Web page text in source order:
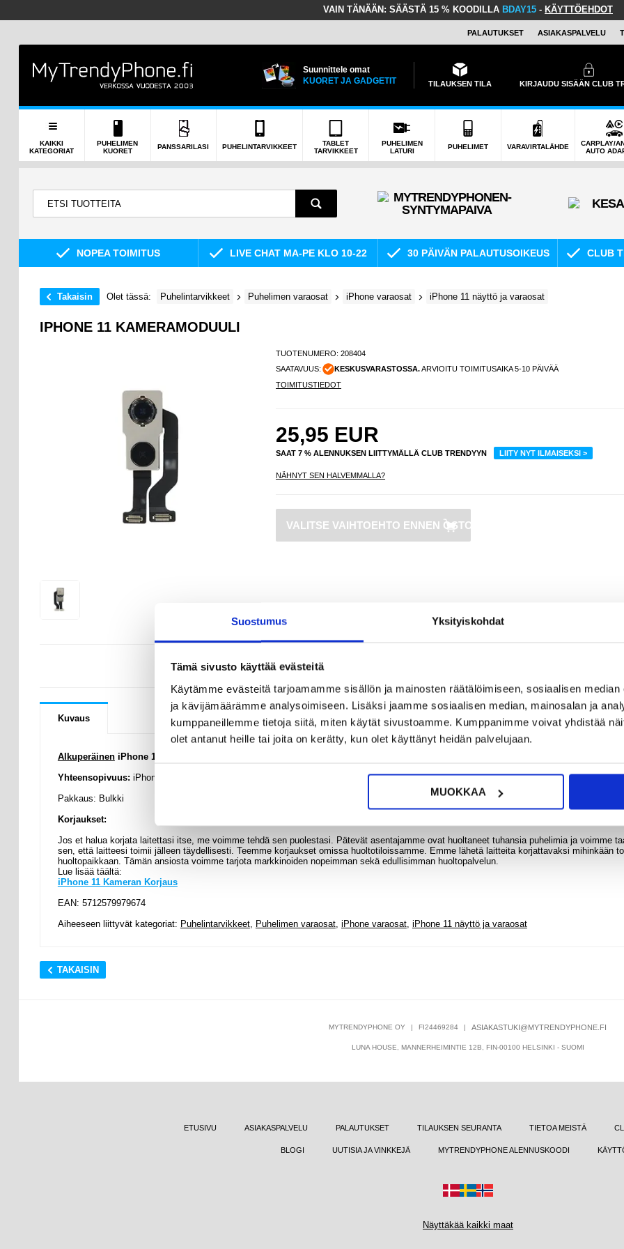
Suostumus Yksityiskohdat
Tämä sivusto käyttää evästeitä
Käytämme evästeitä tarjoamamme sisällön ja mainosten räätälöimiseen, sosiaalisen
ja kävijämäärämme analysoimiseen. Lisäksi jaamme sosiaalisen median, mainosalan ja
kumppaneillemme tietoja siitä, miten käytät sivustoamme. Kumppanimme voivat yhdistää
olet antanut heille tai joita on kerätty, kun olet käyttänyt heidän palvelujaan.
MUOKKAA
VAIN TÄNÄÄN: SÄÄSTÄ 15 % KOODILLA BDAY15 - KÄYTTÖEHDOT
PALAUTUKSET ASIAKASPALVELU
Suunnittele omat
KUORET JA GADGETIT
TILAUKSEN TILA KIRJAUDU SISÄÄN CLUB
KAIKKI
KATEGORIAT
PUHELIMEN
KUORET
PANSSARILASI PUHELINTARVIKKEET
TABLET
TARVIKKEET
PUHELIMEN
LATURI
PUHELIMET VARAVIRTALÄHDE
CARPLAY/
AUTO
NOPEA TOIMITUS LIVE CHAT MA-PE KLO 10-22 30 PÄIVÄN PALAUTUSOIKEUS CLUB
Takaisin Olet tässä: Puhelintarvikkeet Puhelimen varaosat iPhone varaosat iPhone 11 näyttö ja varaosat
IPHONE 11 KAMERAMODUULI
TUOTENUMERO:208404
SAATAVUUS:
KESKUSVARASTOSSA.ARVIOITU TOIMITUSAIKA 5-10 PÄIVÄÄ
TOIMITUSTIEDOT
25,95 EUR
SAAT 7 % ALENNUKSEN LIITTYMÄLLÄ CLUB TRENDYYN LIITY NYT ILMAISEKSI >
NÄHNYT SEN HALVEMMALLA?
KYSYMYKSIÄ? KYSY POIS
Kuvaus
AlkuperäineniPhone 11 Kameramoduuli - Dual 12 MP + 12 MP
Yhteensopivuus: iPhone 11 6.1"
Pakkaus: Bulkki
Korjaukset:
Jos et halua korjata laitettasi itse, me voimme tehdä sen puolestasi. Pätevät asentajamme ovat huoltaneet tuhansia puhelimia ja voimme
sen, että laitteesi toimii jälleen täydellisesti. Teemme korjaukset omissa huoltotiloissamme. Emme lähetä laitteita korjattavaksi mihinkään
huoltopaikkaan. Tämän ansiosta voimme tarjota markkinoiden nopeimman sekä edullisimman huoltopalvelun.
Lue lisää täältä:
iPhone 11 Kameran Korjaus
EAN: 5712579979674
Aiheeseen liittyvät kategoriat: Puhelintarvikkeet, Puhelimen varaosat, iPhone varaosat, iPhone 11 näyttö ja varaosat
TAKAISIN
9H -
MYTRENDYPHONE OY | FI24469284 | ASIAKASTUKI@MYTRENDYPHONE.FI
LUNA HOUSE, MANNERHEIMINTIE 12B, FIN-00100 HELSINKI - SUOMI
ETUSIVU ASIAKASPALVELU PALAUTUKSET TILAUKSEN SEURANTA TIETOA MEISTÄ
BLOGI UUTISIA JA VINKKEJÄ MYTRENDYPHONE ALENNUSKOODI
Näyttäkää kaikki maat